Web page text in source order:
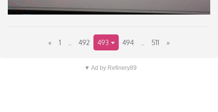
« 1 492 493 494 511 »
▼ Ad by Refinery89